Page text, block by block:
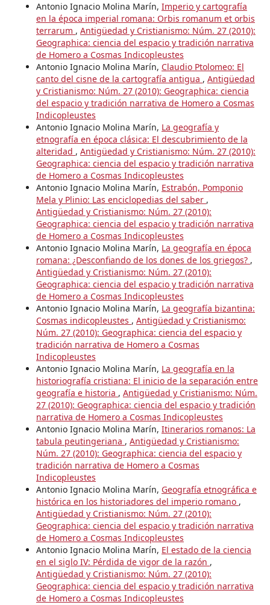
Antonio Ignacio Molina Marín, Imperio y cartografía
en la época imperial romana: Orbis romanum et orbis
terrarum , Antigüedad y Cristianismo: Núm. 27 (2010):
Geographica: ciencia del espacio y tradición narrativa
de Homero a Cosmas Indicopleustes
Antonio Ignacio Molina Marín, Claudio Ptolomeo: El
canto del cisne de la cartografía antigua , Antigüedad
y Cristianismo: Núm. 27 (2010): Geographica: ciencia
del espacio y tradición narrativa de Homero a Cosmas
Indicopleustes
Antonio Ignacio Molina Marín, La geografía y
etnografía en época clásica: El descubrimiento de la
alteridad , Antigüedad y Cristianismo: Núm. 27 (2010):
Geographica: ciencia del espacio y tradición narrativa
de Homero a Cosmas Indicopleustes
Antonio Ignacio Molina Marín, Estrabón, Pomponio
Mela y Plinio: Las enciclopedias del saber ,
Antigüedad y Cristianismo: Núm. 27 (2010):
Geographica: ciencia del espacio y tradición narrativa
de Homero a Cosmas Indicopleustes
Antonio Ignacio Molina Marín, La geografía en época
romana: ¿Desconfiando de los dones de los griegos? ,
Antigüedad y Cristianismo: Núm. 27 (2010):
Geographica: ciencia del espacio y tradición narrativa
de Homero a Cosmas Indicopleustes
Antonio Ignacio Molina Marín, La geografía bizantina:
Cosmas indicopleustes , Antigüedad y Cristianismo:
Núm. 27 (2010): Geographica: ciencia del espacio y
tradición narrativa de Homero a Cosmas
Indicopleustes
Antonio Ignacio Molina Marín, La geografía en la
historiografía cristiana: El inicio de la separación entre
geografía e historia , Antigüedad y Cristianismo: Núm.
27 (2010): Geographica: ciencia del espacio y tradición
narrativa de Homero a Cosmas Indicopleustes
Antonio Ignacio Molina Marín, Itinerarios romanos: La
tabula peutingeriana , Antigüedad y Cristianismo:
Núm. 27 (2010): Geographica: ciencia del espacio y
tradición narrativa de Homero a Cosmas
Indicopleustes
Antonio Ignacio Molina Marín, Geografía etnográfica e
histórica en los historiadores del imperio romano ,
Antigüedad y Cristianismo: Núm. 27 (2010):
Geographica: ciencia del espacio y tradición narrativa
de Homero a Cosmas Indicopleustes
Antonio Ignacio Molina Marín, El estado de la ciencia
en el siglo IV: Pérdida de vigor de la razón ,
Antigüedad y Cristianismo: Núm. 27 (2010):
Geographica: ciencia del espacio y tradición narrativa
de Homero a Cosmas Indicopleustes